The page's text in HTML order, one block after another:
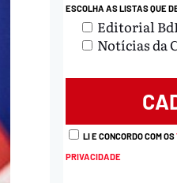
ESCOLHA AS LISTAS QUE
Editorial
Notícias da
LI E CONCORDO COM OS
PRIVACIDADE